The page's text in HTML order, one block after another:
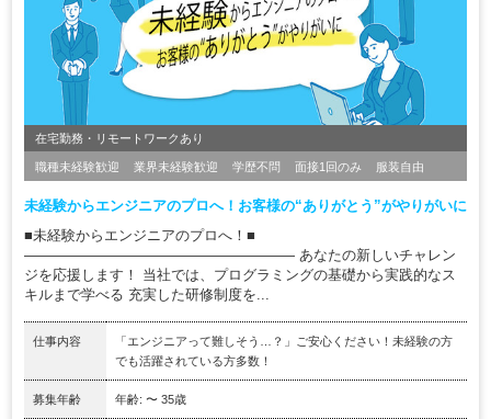
在宅勤務・リモートワークあり
職種未経験歓迎 業界未経験歓迎 学歴不問 面接1回のみ 服装自由
未経験からエンジニアのプロへ！お客様の“ありがとう”がやりがいに
■未経験からエンジニアのプロへ！■
――――――――――――――――――― あなたの新しいチャレン
ジを応援します！ 当社では、プログラミングの基礎から実践的なス
キルまで学べる 充実した研修制度を...
仕事内容
「エンジニアって難しそう…？」ご安心ください！未経験の方
でも活躍されている方多数！
募集年齢 年齢: 〜 35歳